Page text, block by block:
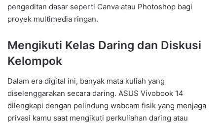
pengeditan dasar seperti Canva atau Photoshop bagi
proyek multimedia ringan.
Mengikuti Kelas Daring dan Diskusi
Kelompok
Dalam era digital ini, banyak mata kuliah yang
diselenggarakan secara daring. ASUS Vivobook 14
dilengkapi dengan pelindung webcam fisik yang menjaga
privasi kamu saat mengikuti perkuliahan daring atau